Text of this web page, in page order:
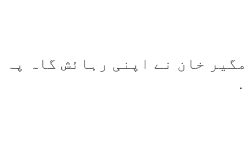
خان نے اپنی رہائش گاہ پہ